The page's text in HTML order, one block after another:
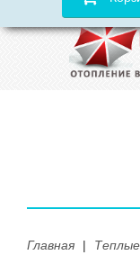
Главная |